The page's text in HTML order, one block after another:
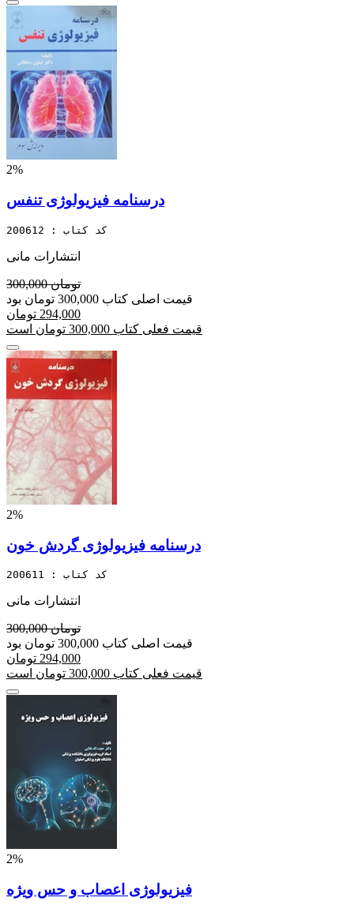
2%
درسنامه فیزیولوژی تنفس
کد کتاب : 200612
انتشارات مانی
300,000 تومان
قیمت اصلی کتاب 300,000 تومان بود
294,000 تومان
قیمت فعلی کتاب 300,000 تومان است
2%
درسنامه فیزیولوژی گردش خون
کد کتاب : 200611
انتشارات مانی
300,000 تومان
قیمت اصلی کتاب 300,000 تومان بود
294,000 تومان
قیمت فعلی کتاب 300,000 تومان است
2%
فیزیولوژی اعصاب و حس ویژه